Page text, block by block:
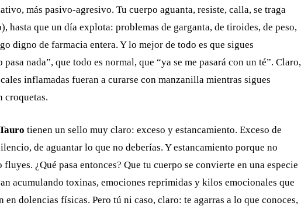
más pasivo-agresivo. Tu cuerpo aguanta, resiste, calla, se traga
hasta que un día explota: problemas de garganta, de tiroides, de peso,
digno de farmacia entera. Y lo mejor de todo es que sigues
nada”, que todo es normal, que “ya se me pasará con un té”. Claro,
inflamadas fueran a curarse con manzanilla mientras sigues
croquetas.
tienen un sello muy claro: exceso y estancamiento. Exceso de
de aguantar lo que no deberías. Y estancamiento porque no
fluyes. ¿Qué pasa entonces? Que tu cuerpo se convierte en una especie
acumulando toxinas, emociones reprimidas y kilos emocionales que
en dolencias físicas. Pero tú ni caso, claro: te agarras a lo que conoces,